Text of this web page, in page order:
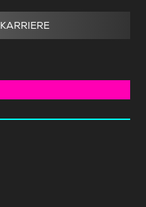
KARRIERE